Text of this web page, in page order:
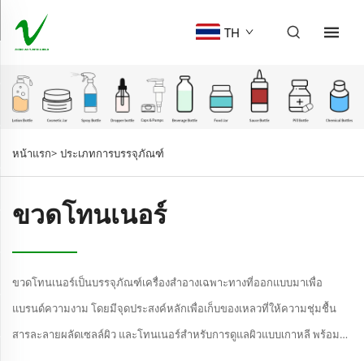
TH
หน้าแรก> ประเภทการบรรจุภัณฑ์
ขวดโทนเนอร์
ขวดโทนเนอร์เป็นบรรจุภัณฑ์เครื่องสำอางเฉพาะทางที่ออกแบบมาเพื่อ
แบรนด์ความงาม โดยมีจุดประสงค์หลักเพื่อเก็บของเหลวที่ให้ความชุ่มชื้น
สารละลายผลัดเซลล์ผิว และโทนเนอร์สำหรับการดูแลผิวแบบเกาหลี พร้อม